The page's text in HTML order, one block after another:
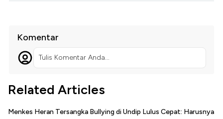
Komentar
Tulis Komentar Anda...
Related Articles
Menkes Heran Tersangka Bullying di Undip Lulus Cepat: Harusnya